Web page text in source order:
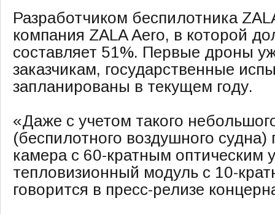
Разработчиком беспилотника
компания ZALA Aero, в которой
составляет 51%. Первые дроны
заказчикам, государственные
запланированы в текущем году.
«Даже с учетом такого
(беспилотного воздушного
камера с 60-кратным оптическим
тепловизионный модуль с 10-
говорится в пресс-релизе